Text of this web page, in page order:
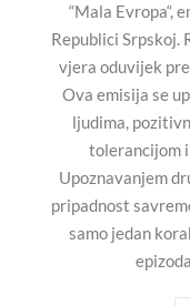
“Mala Evropa“,
Republici
vjera oduvijek
Ova emisija se
ljudima,
tolerancijom
Upoznavanjem
pripadnost
samo jedan